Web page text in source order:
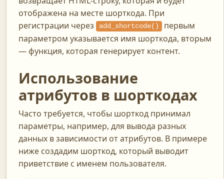
отображена на месте шорткода. При
регистрации через
add_shortcode() первым
параметром указывается имя шорткода, вторым
— функция, которая генерирует контент.
Использование
атрибутов в шорткодах
Часто требуется, чтобы шорткод принимал
параметры, например, для вывода разных
данных в зависимости от атрибутов. В примере
ниже создадим шорткод, который выводит
приветствие с именем пользователя.